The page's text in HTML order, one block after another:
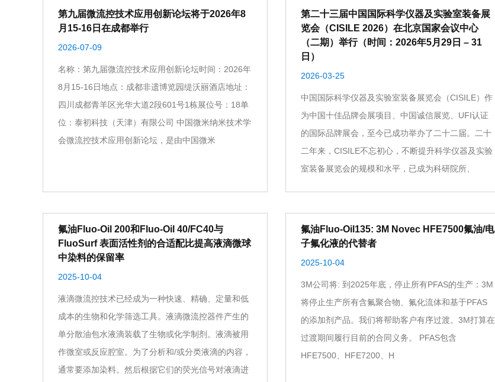
Intelligemt
Medicine
第九届微流控技术应用创新论坛将于2026年8
月15-16日在成都举行
2026-07-09
名称：第九届微流控技术应用创新论坛时间：2026年
8月15-16日地点：成都非遗博览园缇沃丽酒店地址：
四川成都青羊区光华大道2段601号1栋展位号：18单
位：泰初科技（天津）有限公司 中国微米纳米技术学
会微流控技术应用创新论坛，是由中国微米
第二十三届中国国际科学仪器及实验室装备展
览会（CISILE 2026）在北京国家会议中心
（二期）举行（时间：2026年5月29日 – 31
日）
2026-03-25
中国国际科学仪器及实验室装备展览会（CISILE）作
为中国十佳品牌会展项目、中国诚信展览、UFI认证
的国际品牌展会，至今已成功举办了二十二届。二十
二年来，CISILE不忘初心，不断提升科学仪器及实验
室装备展览会的规模和水平，已成为科研院所、
氟油Fluo-Oil 200和Fluo-Oil 40/FC40与
FluoSurf 表面活性剂的合适配比提高液滴微球
中染料的保留率
2025-10-04
液滴微流控技术已经成为一种快速、精确、定量和低
成本的生物和化学筛选工具。液滴微流控器件产生的
单分散油包水液滴装载了生物或化学制剂。液滴被用
作微室或反应腔室。为了分析和/或分类液滴的内容，
通常要添加染料。然后根据它们的荧光信号对液滴进
氟油Fluo-Oil135: 3M Novec HFE7500氟油/电
子氟化液的代替者
2025-10-04
3M公司将: 到2025年底，停止所有PFAS的生产：3M
将停止生产所有含氟聚合物、氟化流体和基于PFAS
的添加剂产品。我们将帮助客户有序过渡。3M打算在
过渡期间履行目前的合同义务。 PFAS包含
HFE7500、HFE7200、H